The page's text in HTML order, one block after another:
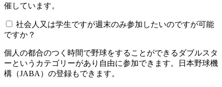
催しています。
社会人又は学生ですが週末のみ参加したいのですが可能
ですか？
個人の都合のつく時間で野球をすることができるダブルスタ
ーというカテゴリーがあり自由に参加できます。日本野球機
構（JABA）の登録もできます。